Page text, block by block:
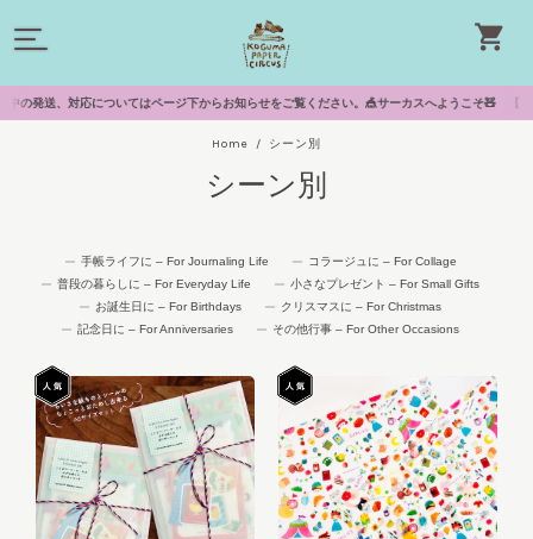
てはページ下からお知らせをご覧ください。🎪サーカスへようこそ🧸 【イベント出
Home シーン別
シーン別
手帳ライフに – For Journaling Life
コラージュに – For Collage
普段の暮らしに – For Everyday Life
小さなプレゼント – For Small Gifts
お誕生日に – For Birthdays
クリスマスに – For Christmas
記念日に – For Anniversaries
その他行事 – For Other Occasions